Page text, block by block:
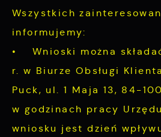
Wszystkich
informujemy:
• Wnioski można
r. w Biurze Obsługi
Puck, ul. 1 Maja 13, 84-
w godzinach pracy
wniosku jest dzień